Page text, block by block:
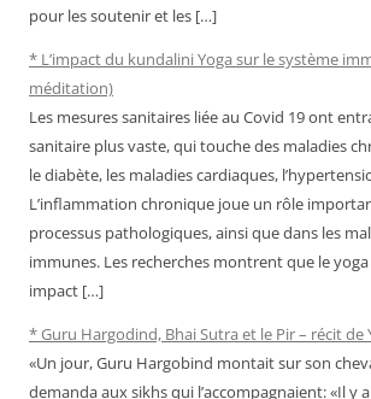
pour les soutenir et les […]
* L’impact du kundalini Yoga sur le système
méditation)
Les mesures sanitaires liée au Covid 19 ont
sanitaire plus vaste, qui touche des maladies
le diabète, les maladies cardiaques,
L’inflammation chronique joue un rôle
processus pathologiques, ainsi que dans les
immunes. Les recherches montrent que le
impact […]
* Guru Hargodind, Bhai Sutra et le Pir – récit de
«Un jour, Guru Hargobind montait sur son
demanda aux sikhs qui l’accompagnaient: «Il y